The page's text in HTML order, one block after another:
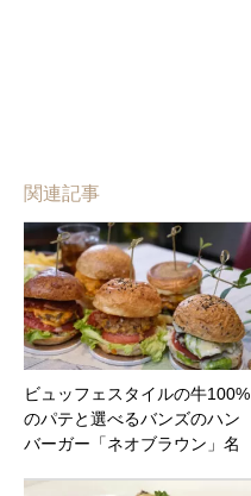
関連記事
ビュッフェスタイルの牛100%
のパテと選べるバンズのハン
バーガー「ネオブラウン」名